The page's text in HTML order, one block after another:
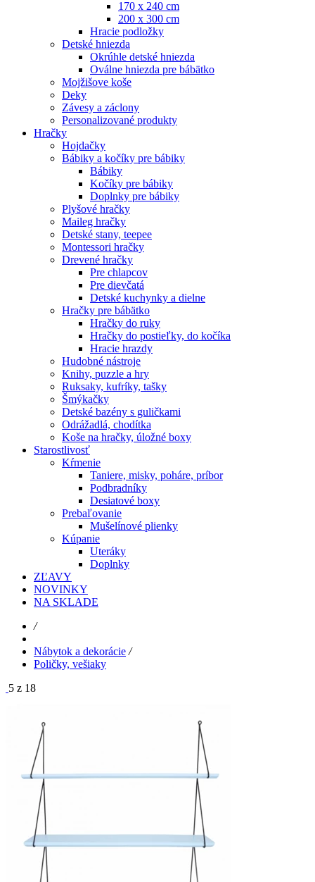
170 x 240 cm
200 x 300 cm
Hracie podložky
Detské hniezda
Okrúhle detské hniezda
Oválne hniezda pre bábätko
Mojžišove koše
Deky
Závesy a záclony
Personalizované produkty
Hračky
Hojdačky
Bábiky a kočíky pre bábiky
Bábiky
Kočíky pre bábiky
Doplnky pre bábiky
Plyšové hračky
Maileg hračky
Detské stany, teepee
Montessori hračky
Drevené hračky
Pre chlapcov
Pre dievčatá
Detské kuchynky a dielne
Hračky pre bábätko
Hračky do ruky
Hračky do postieľky, do kočíka
Hracie hrazdy
Hudobné nástroje
Knihy, puzzle a hry
Ruksaky, kufríky, tašky
Šmýkačky
Detské bazény s guličkami
Odrážadlá, chodítka
Koše na hračky, úložné boxy
Starostlivosť
Kŕmenie
Taniere, misky, poháre, príbor
Podbradníky
Desiatové boxy
Prebaľovanie
Mušelínové plienky
Kúpanie
Uteráky
Doplnky
ZĽAVY
NOVINKY
NA SKLADE
/
Nábytok a dekorácie /
Poličky, vešiaky
5 z 18